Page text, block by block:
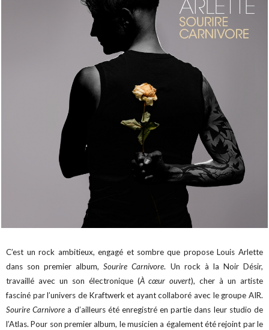
C’est un rock ambitieux, engagé et sombre que propose Louis Arlette
dans son premier album,Sourire Carnivore. Un rock à la Noir Désir,
travaillé avec un son électronique (À cœur ouvert), cher à un artiste
fasciné par l’univers de Kraftwerk et ayant collaboré avec le groupe AIR.
Sourire Carnivore a d’ailleurs été enregistré en partie dans leur studio de
l’Atlas. Pour son premier album, le musicien a également été rejoint par le